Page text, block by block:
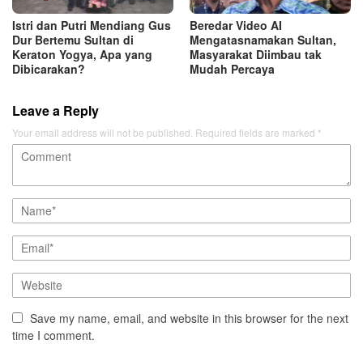
Istri dan Putri Mendiang Gus
Dur Bertemu Sultan di
Keraton Yogya, Apa yang
Dibicarakan?
Beredar Video AI
Mengatasnamakan Sultan,
Masyarakat Diimbau tak
Mudah Percaya
Leave a Reply
Your email address will not be published. Required fields are marked *
Save my name, email, and website in this browser for the next
time I comment.